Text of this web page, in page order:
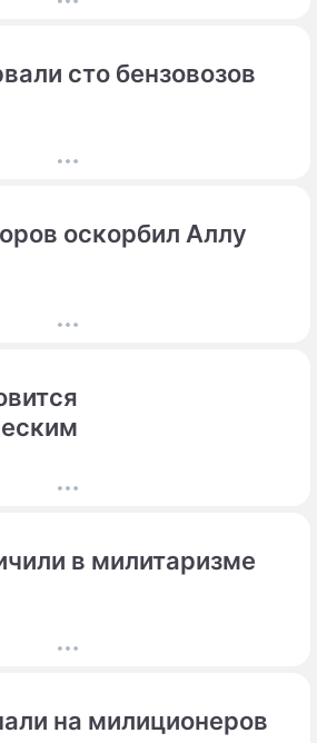
О ПРОЕКТЕ
сто бензовозов
оскорбил Аллу
в милитаризме
на милиционеров